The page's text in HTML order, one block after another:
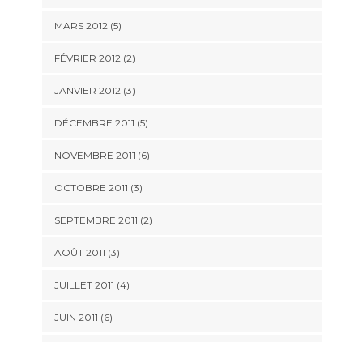
MARS 2012(5)
FÉVRIER 2012(2)
JANVIER 2012(3)
DÉCEMBRE 2011 (5)
NOVEMBRE 2011 (6)
OCTOBRE 2011 (3)
SEPTEMBRE 2011 (2)
AOÛT 2011 (3)
JUILLET 2011 (4)
JUIN 2011 (6)